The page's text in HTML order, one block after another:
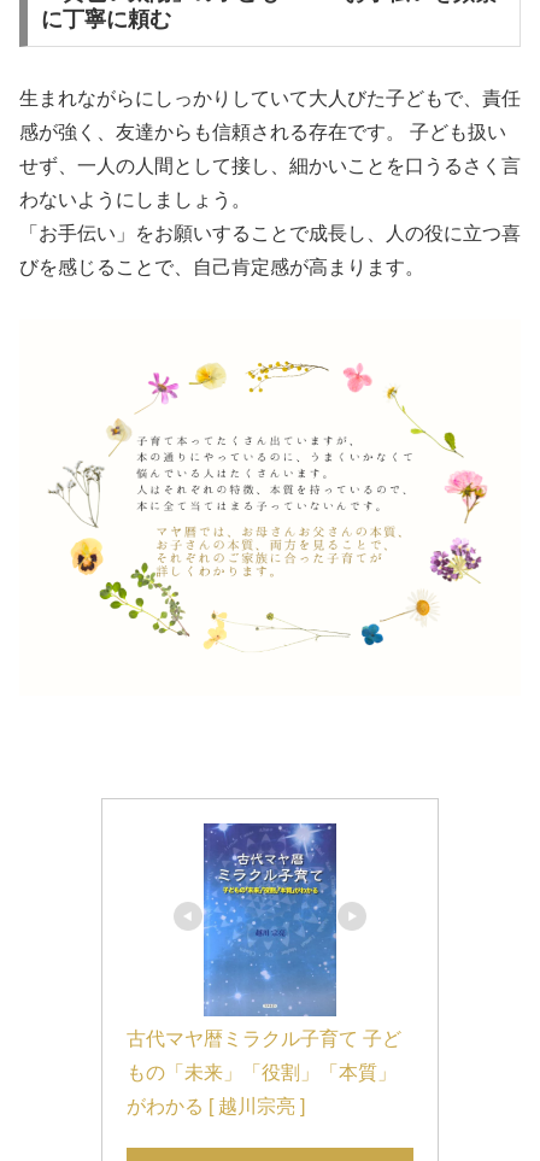
に丁寧に頼む
生まれながらにしっかりしていて大人びた子どもで、責任
感が強く、友達からも信頼される存在です。 子ども扱い
せず、一人の人間として接し、細かいことを口うるさく言
わないようにしましょう。
「お手伝い」をお願いすることで成長し、人の役に立つ喜
びを感じることで、自己肯定感が高まります。
古代マヤ暦ミラクル子育て 子ど
もの「未来」「役割」「本質」
がわかる [ 越川宗亮 ]